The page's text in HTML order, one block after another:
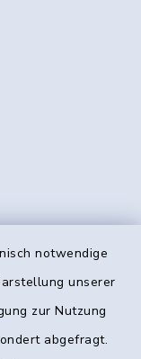
notwendige
unserer
zur Nutzung
abgefragt.